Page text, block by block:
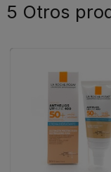
5 Otros